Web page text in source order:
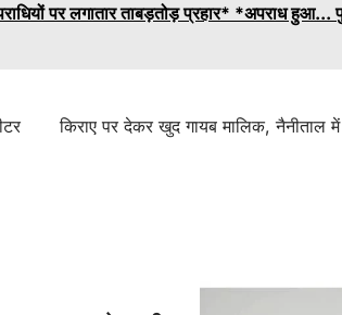
पर लगातार ताबड़तोड़ प्रहार* *अपराध
किराए पर देकर खुद गायब मालिक, नैनीताल